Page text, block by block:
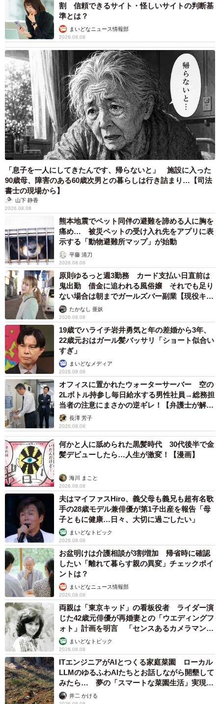
割 信頼できるサイト・怪しいサイトの判断基
準とは？
まいどなニュース情報部
2026.08.08
「息子を一人にしてきたんです、帰らないと」 施設に入った
90歳母、障害のある60歳次男との暮らしは行き詰まり…【司法
書士の現場から】
山下 静香
2026.08.08
熊本地震でペット同伴の避難を諦める人に胸を
痛め… 被災ペットの受け入れ先をアプリに表
示する「動物避難所マップ」が始動
平藤 清刀
2026.08.08
原則ゆるっと週3勤務 カード支払い日直前は
鬼出勤 借金に追われる風俗嬢 それでも足り
ない場合は朝までガールズバー副業【現役キャ
ストに取材】
たかなし 亜妖
2026.08.08
19歳でハライチ岩井勇気と年の差婚から3年、
22歳元おはガール髪バッサリ「ショート似合い
すぎ」
まいどなメディア
2026.08.08
オフィスに置かれたウォーターサーバー 空の
2Lボトル持参し毎日給水する男性社員→総務担
当者の注意にまさかの逆ギレ！【弁護士が解
説】長澤 芳子
2026.08.08
何かと人に舐められた黒髪時代 30代後半で金
髪デビューしたら…人生が激変！【漫画】
海川 まこと
2026.08.08
夫はマイファスHiro、義父母も義兄も超有名歌
手の28歳モデル兼俳優が第1子出産を報告「母
子ともに健康…日々、大切に過ごしたい」
まいどなトピック
2026.08.08
お盆明けは介護相談が3割増加 帰省時に確認
したい「離れて暮らす親の異変」チェックポイ
ントは？
まいどなニュース情報部
2026.08.08
両親は「東京キッド」の看板役者 ライダー演
じた42歳元俳優が再婚妻との「ウエディングフ
ォト」計画を明言 「センスあるカメラマン求
む」まいどなトピック
2026.08.08
ITエンジニアがAIとつくる家庭菜園 ローカル
LLMのゆるふわAIたちとお話しながら開墾して
みたら… 夢の「スマートな菜園生活」実現な
るか井二 かける